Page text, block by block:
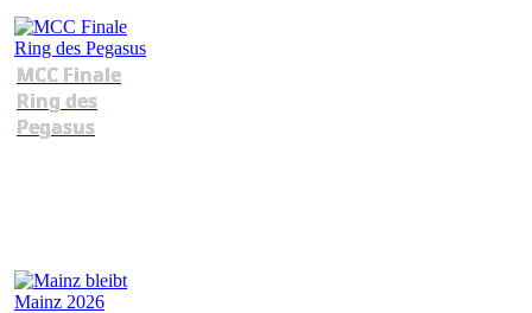
MCC Finale
Ring des
Pegasus